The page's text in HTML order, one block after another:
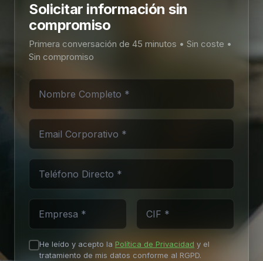
Solicitar información sin
compromiso
Primera conversación de 45 minutos • Sin coste •
Sin compromiso
He leído y acepto la Política de Privacidad y el
tratamiento de mis datos conforme al RGPD.